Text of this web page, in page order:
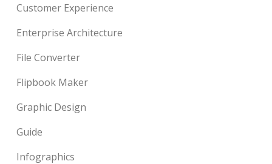
Customer Experience
Enterprise Architecture
File Converter
Flipbook Maker
Graphic Design
Guide
Infographics